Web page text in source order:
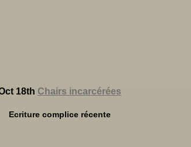
18th Chairs incarcérées
Ecriture complice récente